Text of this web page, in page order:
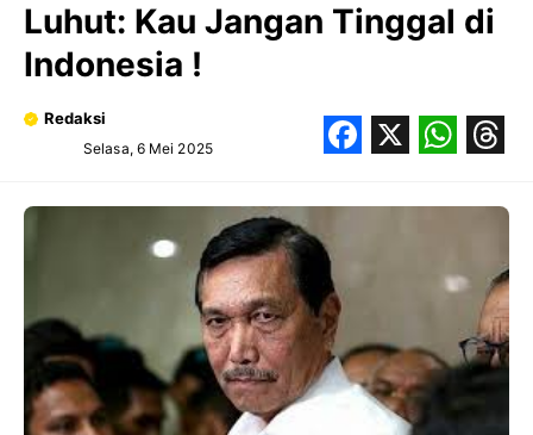
Luhut: Kau Jangan Tinggal di
Indonesia !
Redaksi
Selasa, 6 Mei 2025